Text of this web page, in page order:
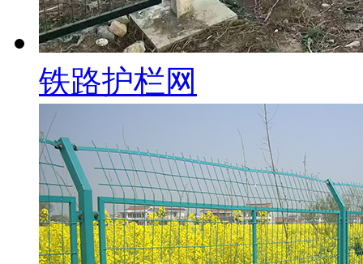
铁路护栏网